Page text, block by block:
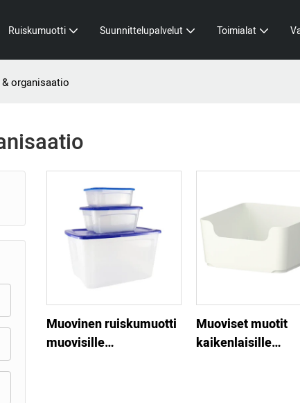
Ruiskumuotti Suunnittelupalvelut Toimialat
organisaatio
Muovinen ruiskumuotti
muovisille
Muoviset muotit
kaikenlaisille